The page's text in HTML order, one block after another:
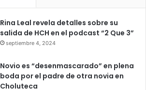
Rina Leal revela detalles sobre su
salida de HCH en el podcast “2 Que 3”
septiembre 4, 2024
Novio es “desenmascarado” en plena
boda por el padre de otra novia en
Choluteca